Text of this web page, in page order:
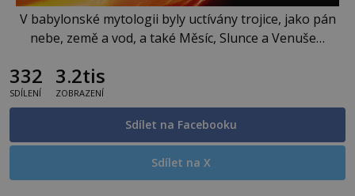
V babylonské mytologii byly uctívány trojice, jako pán
nebe, země a vod, a také Měsíc, Slunce a Venuše…
332
SDÍLENÍ
3.2tis
ZOBRAZENÍ
Sdílet na Facebooku
Sdílet na X